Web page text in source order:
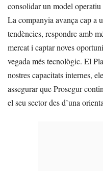
consolidar un model
La companyia avança cap a
tendències, respondre amb
mercat i captar noves
vegada més tecnològic. El
nostres capacitats internes,
assegurar que Prosegur
el seu sector des d’una